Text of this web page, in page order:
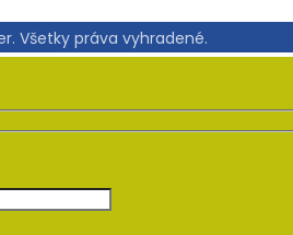
Všetky práva vyhradené.